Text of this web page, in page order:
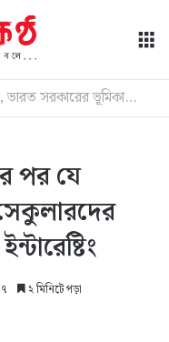
পর যে
২ মিনিটে পড়া